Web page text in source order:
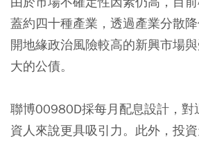
蓋約四十種產業，透過產業分散
開地緣政治風險較高的新興市場
大的公債。
聯博00980D採每月配息設計，對
資人來說更具吸引力。此外，投